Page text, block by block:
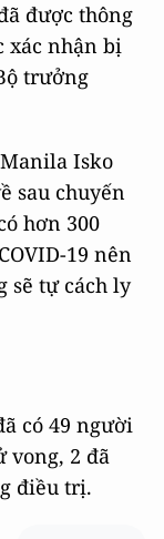
được thông
xác nhận bị
trưởng
Isko
sau chuyến
hơn 300
19 nên
sẽ tự cách ly
có 49 người
vong, 2 đã
điều trị.